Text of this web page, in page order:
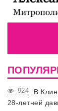
924
В
28-летней